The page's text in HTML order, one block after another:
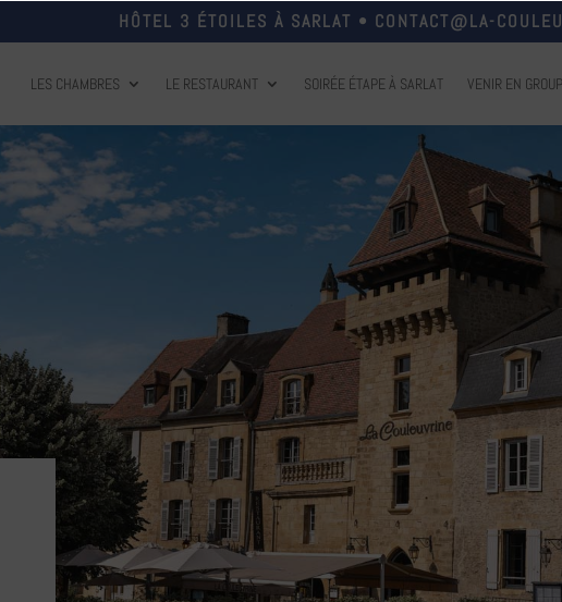
HÔTEL 3 ÉTOILES À SARLAT • CONTACT@LA-
LES CHAMBRES LE RESTAURANT SOIRÉE ÉTAPE À SARLAT VENIR EN